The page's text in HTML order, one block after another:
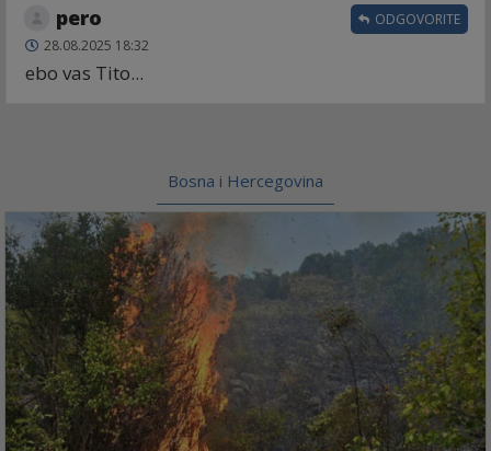
pero
28.08.2025 18:32
ebo vas Tito...
ODGOVORITE
Bosna i Hercegovina